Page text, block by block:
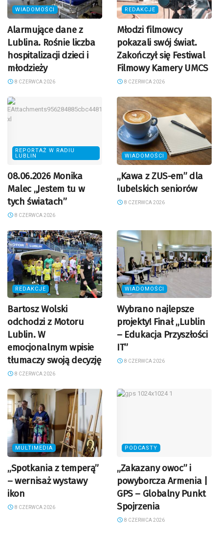
WIADOMOŚCI
Alarmujące dane z
Lublina. Rośnie liczba
hospitalizacji dzieci i
młodzieży
8 CZERWCA 2026
REDAKCJE
Młodzi filmowcy
pokazali swój świat.
Zakończył się Festiwal
Filmowy Kamery UMCS
8 CZERWCA 2026
REPORTAŻ W RADIU
LUBLIN
08.06.2026 Monika
Malec „Jestem tu w
tych światach”
8 CZERWCA 2026
WIADOMOŚCI
„Kawa z ZUS-em” dla
lubelskich seniorów
8 CZERWCA 2026
REDAKCJE
Bartosz Wolski
odchodzi z Motoru
Lublin. W
emocjonalnym wpisie
tłumaczy swoją decyzję
8 CZERWCA 2026
WIADOMOŚCI
Wybrano najlepsze
projekty! Finał „Lublin
– Edukacja Przyszłości
IT”
8 CZERWCA 2026
MULTIMEDIA
„Spotkania z temperą”
– wernisaż wystawy
ikon
8 CZERWCA 2026
PODCASTY
„Zakazany owoc” i
powyborcza Armenia |
GPS – Globalny Punkt
Spojrzenia
8 CZERWCA 2026